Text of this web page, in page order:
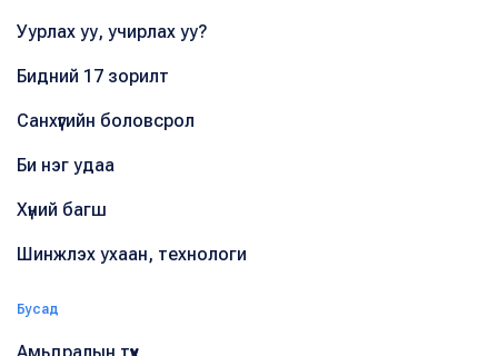
Уурлах уу, учирлах уу?
Бидний 17 зорилт
Санхүүгийн боловсрол
Би нэг удаа
Хүний багш
Шинжлэх ухаан, технологи
Бусад